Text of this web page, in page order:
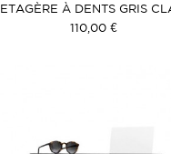
ETAGÈRE À DENTS GRIS
110,00 €